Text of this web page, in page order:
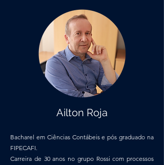
Ailton Roja
Bacharel em Ciências Contábeis e pós graduado na
FIPECAFI.
Carreira de 30 anos no grupo Rossi com processos